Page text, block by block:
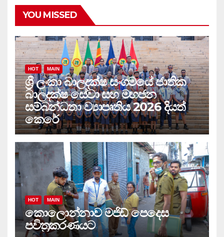
YOU MISSED
HOT MAIN
ශ්‍රී ලංකා බාලදක්ෂ සංගමයේ ජාතික
බාලදක්ෂ සේවා සහ මහජන
සම්බන්ධතා ව්‍යාපෘතිය 2026 දියත්
කෙරේ
HOT MAIN
කොලොන්නාව මජිඩ් පෙදෙස
පවිත්‍රකරණයට